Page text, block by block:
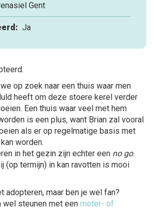
Gent
Ja
op zoek naar een thuis waar men
heeft om deze stoere kerel verder
Een thuis waar veel met hem
is een plus, want Brian zal vooral
als er op regelmatige basis met
worden.
in het gezin zijn echter een no go.
(op termijn) in kan ravotten is mooi
adopteren, maar ben je wel fan?
wel steunen met een meter- of